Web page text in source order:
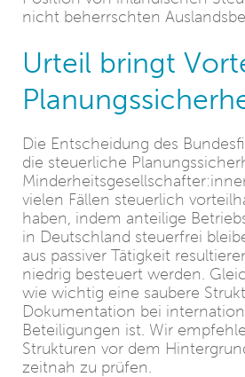
nicht beherrschten
Urteil bringt
Die Entscheidung des
die steuerliche
vielen Fällen steuerlich
haben, indem anteilige
in Deutschland steuerfrei
aus passiver Tätigkeit
niedrig besteuert werden.
wie wichtig eine saubere
Dokumentation bei
Beteiligungen ist. Wir
Strukturen vor dem
zeitnah zu prüfen.